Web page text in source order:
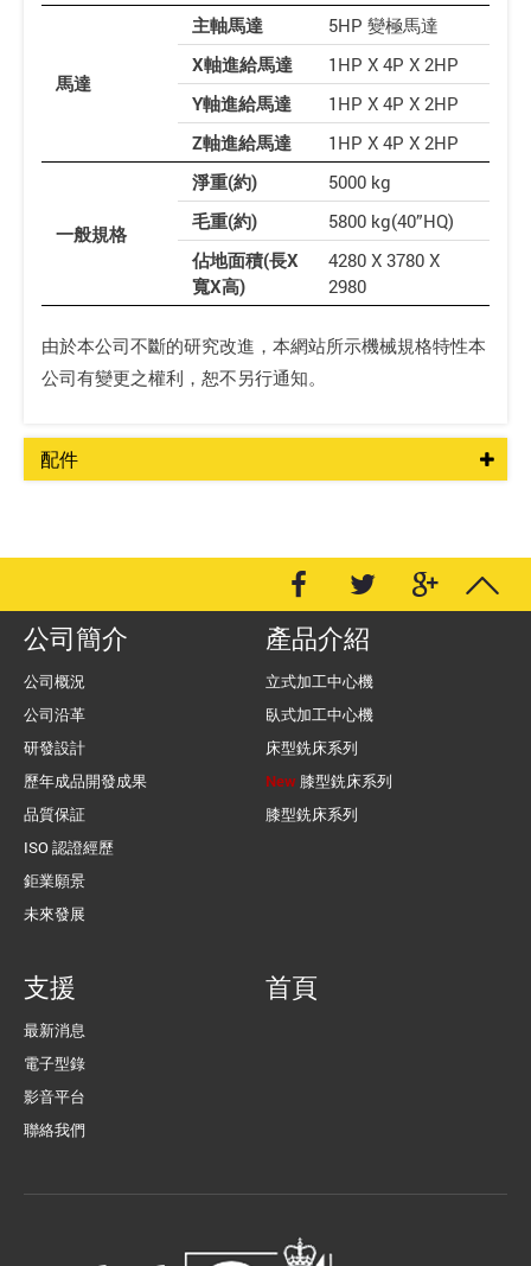
馬達
主軸馬達
5HP 變極馬達
X軸進給馬達
1HP X 4P X 2HP
Y軸進給馬達
1HP X 4P X 2HP
Z軸進給馬達
1HP X 4P X 2HP
一般規格
淨重(約)
5000 kg
毛重(約)
5800 kg(40”HQ)
佔地面積(長X
寬X高)
4280 X 3780 X
2980
由於本公司不斷的研究改進，本網站所示機械規格特性本
公司有變更之權利，恕不另行通知。
配件
公司簡介
公司概況
公司沿革
研發設計
歷年成品開發成果
品質保証
ISO 認證經歷
鉅業願景
未來發展
產品介紹
立式加工中心機
臥式加工中心機
床型銑床系列
New 膝型銑床系列
膝型銑床系列
支援
最新消息
電子型錄
影音平台
聯絡我們
首頁